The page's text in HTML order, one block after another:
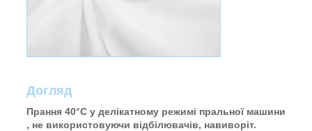
Догляд
Прання 40°C у делікатному режимі пральної машини
, не використовуючи відбілювачів, навиворіт.